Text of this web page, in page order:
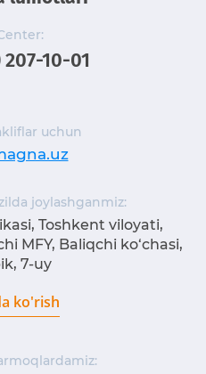
207-10-01
uchun
joylashganmiz:
Toshkent viloyati,
MFY, Baliqchi ko‘chasi,
7-uy
ko'rish